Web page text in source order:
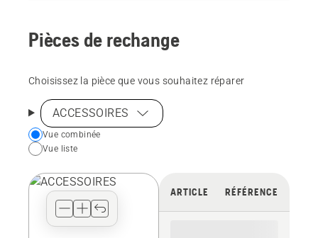
Pièces de rechange
Choisissez la pièce que vous souhaitez réparer
ACCESSOIRES
Choose
your
view
Vue combinée
Vue liste
ARTICLE RÉFÉRENCE